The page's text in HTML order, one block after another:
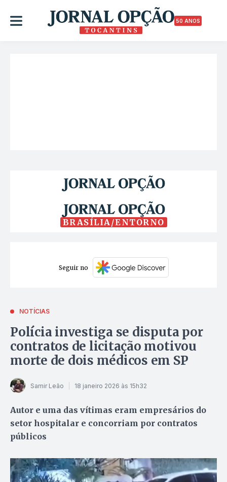
50 ANOS
BRASÍLIA/ENTORNO
Seguir no
NOTÍCIAS
Polícia investiga se disputa por
contratos de licitação motivou
morte de dois médicos em SP
Samir Leão 18 janeiro 2026 às 15h32
Autor e uma das vítimas eram empresários do
setor hospitalar e concorriam por contratos
públicos